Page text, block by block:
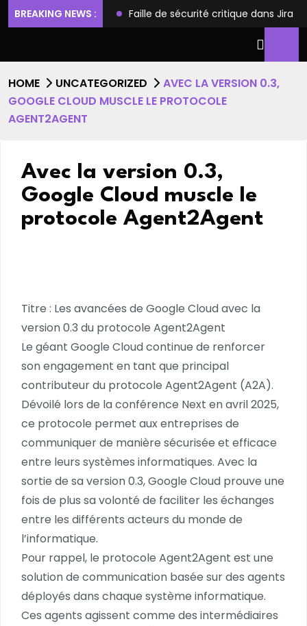
BREAKING NEWS :
et l’accès root Faille de sécurité critique dans Jira
HOME UNCATEGORIZED
AVEC LA VERSION 0.3,
GOOGLE CLOUD MUSCLE LE PROTOCOLE
AGENT2AGENT
Avec la version 0.3,
Google Cloud muscle le
protocole Agent2Agent
Titre : Les avancées de Google Cloud avec la
version 0.3 du protocole Agent2Agent
Le géant Google Cloud continue de renforcer
son engagement en tant que principal
contributeur du protocole Agent2Agent (A2A).
Dévoilé lors de la conférence Next en avril 2025,
ce protocole permet aux entreprises de
communiquer de manière sécurisée et efficace
entre leurs systèmes informatiques. Avec la
sortie de sa version 0.3, Google Cloud prouve une
fois de plus sa volonté de faciliter les échanges
entre les différents acteurs du monde de
l’informatique.
Pour rappel, le protocole Agent2Agent est une
solution de communication basée sur des agents
déployés dans chaque système informatique.
Ces agents agissent comme des intermédiaires